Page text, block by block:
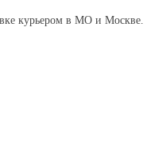
курьером в МО и Москве.